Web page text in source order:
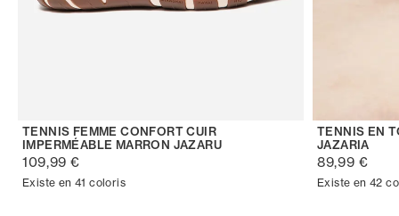
TENNIS FEMME CONFORT CUIR
IMPERMÉABLE MARRON JAZARU
109,99 €
Existe en 41 coloris
TENNIS EN
JAZARIA
89,99 €
Existe en 42